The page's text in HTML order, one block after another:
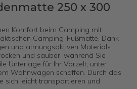
250 x 300
Komfort beim Camping mit
Camping-Fußmatte. Dank
und atmungsaktiven Materials
und sauber, während Sie
Unterlage für Ihr Vorzelt, unter
Wohnwagen schaffen. Durch das
sich leicht transportieren und